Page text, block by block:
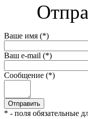
Ваше имя (*)
Ваш e-mail (*)
Сообщение (*)
* - поля обязательные